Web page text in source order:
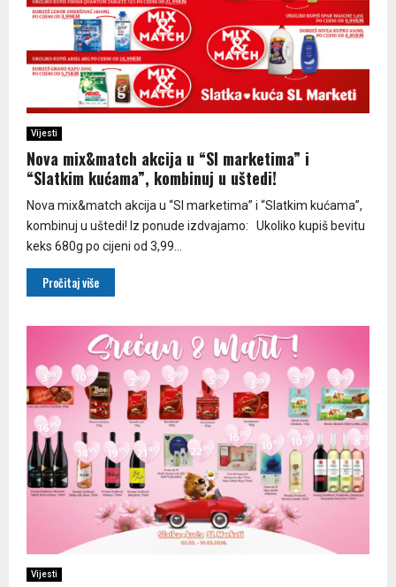
Vijesti
Nova mix&match akcija u “Sl marketima” i
“Slatkim kućama”, kombinuj u uštedi!
Nova mix&match akcija u “Sl marketima” i “Slatkim kućama”,
kombinuj u uštedi! Iz ponude izdvajamo: Ukoliko kupiš bevitu
keks 680g po cijeni od 3,99...
Pročitaj više
Vijesti